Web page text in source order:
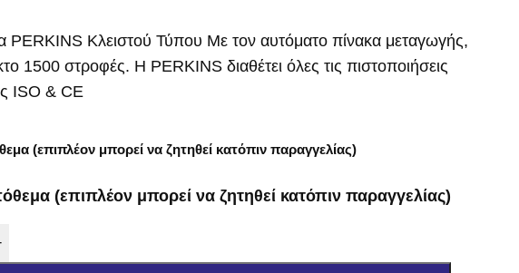
PERKINS Κλειστού Τύπου Με τον αυτόματο πίνακα μεταγωγής,
1500 στροφές. Η PERKINS διαθέτει όλες τις πιστοποιήσεις
ISO & CE
(επιπλέον μπορεί να ζητηθεί κατόπιν παραγγελίας)
(επιπλέον μπορεί να ζητηθεί κατόπιν παραγγελίας)